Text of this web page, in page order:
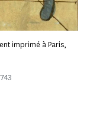
imprimé à Paris,